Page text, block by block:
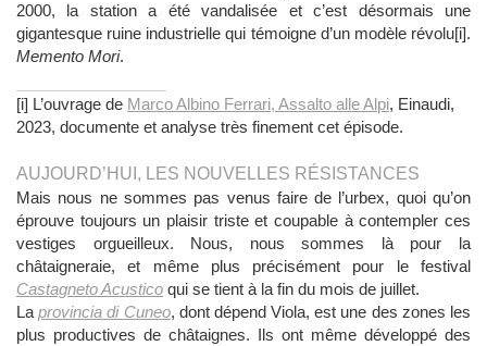
2000, la station a été vandalisée et c’est désormais une
gigantesque ruine industrielle qui témoigne d’un modèle révolu[i].
Memento Mori.
[i] L’ouvrage de Marco Albino Ferrari, Assalto alle Alpi, Einaudi,
2023, documente et analyse très finement cet épisode.
AUJOURD’HUI, LES NOUVELLES RÉSISTANCES
Mais nous ne sommes pas venus faire de l’urbex, quoi qu’on
éprouve toujours un plaisir triste et coupable à contempler ces
vestiges orgueilleux. Nous, nous sommes là pour la
châtaigneraie, et même plus précisément pour le festival
Castagneto Acustico qui se tient à la fin du mois de juillet.
Laprovincia di Cuneo, dont dépend Viola, est une des zones les
plus productives de châtaignes. Ils ont même développé des